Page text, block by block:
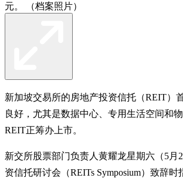
元。 （档案照片）
新加坡交易所的房地产投资信托（REIT）
良好，尤其是数据中心、专用生活空间和
REIT正筹办上市。
新交所股票部门负责人黄耀龙星期六（5月
资信托研讨会（REITs Symposium）致辞时